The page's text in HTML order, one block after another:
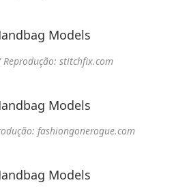
stitchfix.com
fashiongonerogue.com